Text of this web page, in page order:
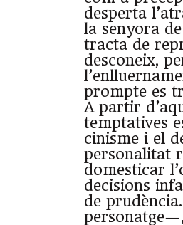
desperta
la senyora
tracta de
desconeix,
prompte es
A partir
temptatives
cinisme i el
personalitat
domesticar
decisions
de